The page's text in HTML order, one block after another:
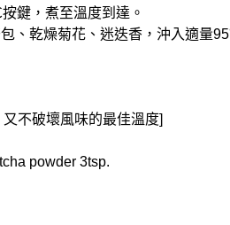
鍵，煮至溫度到達。
、乾燥菊花、迷迭香，沖入適量
不破壞風味的最佳溫度]
powder 3tsp.